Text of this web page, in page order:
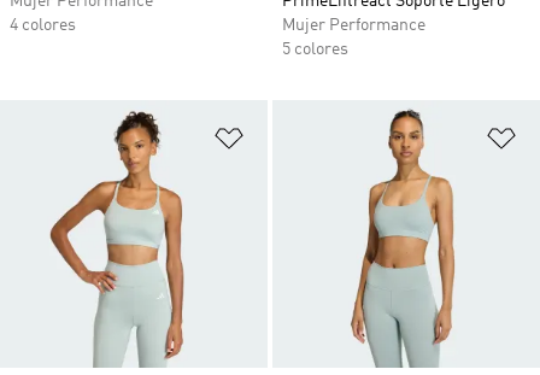
4 colores
Mujer Performance
5 colores
Añadir a la lista de deseos